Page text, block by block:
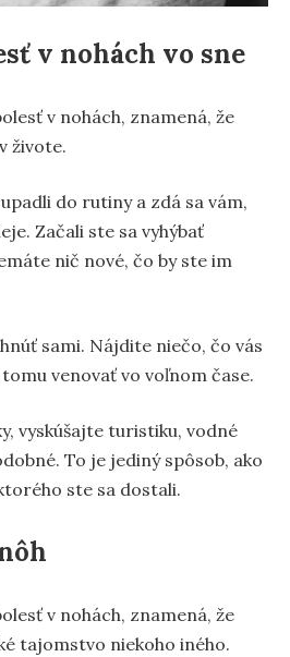
v nohách vo sne
v nohách, znamená, že
živote.
do rutiny a zdá sa vám,
Začali ste sa vyhýbať
nič nové, čo by ste im
sami. Nájdite niečo, čo vás
venovať vo voľnom čase.
vyskúšajte turistiku, vodné
To je jediný spôsob, ako
ste sa dostali.
v nohách, znamená, že
tajomstvo niekoho iného.